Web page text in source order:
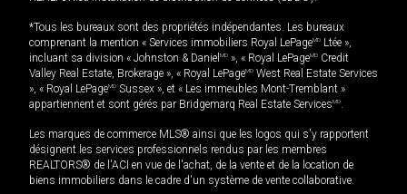
*Tous les bureaux sont des propriétés indépendantes. Les bureaux
comprenant la mention « Services immobiliers Royal LePageMD Ltée »,
incluant sa division « Johnston & Daniel MD », « Royal LePageMD Credit
Valley Real Estate, Brokerage », « Royal LePageMD West Real Estate Services
», « Royal LePageMD Sussex », et « Les immeubles Mont-Tremblant »
appartiennent et sont gérés par Bridgemarq Real Estate ServicesMD.
Les marques de commerce MLS® ainsi que les logos qui s'y rapportent
désignent les services professionnels rendus par les membres
REALTORS® de l'ACI en vue de l'achat, de la vente et de la location de
biens immobiliers dans le cadre d'un système de vente collaborative.